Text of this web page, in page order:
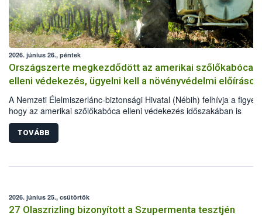
2026. június 26., péntek
Országszerte megkezdődött az amerikai szőlőkabóca
elleni védekezés, ügyelni kell a növényvédelmi
A Nemzeti Élelmiszerlánc-biztonsági Hivatal (Nébih) felhívja a
hogy az amerikai szőlőkabóca elleni védekezés időszakában is
elengedhetetlen a növényvédelmi előírások betartása. Kiemelten
hogy a szőlősgazdák engedélyezett növényvédő szereket
alkalmazzanak, a kezeléseket megfelelő technológiával végezzék
szabályokat. A védekezés során a méhek és vadon élő beporzókat
TOVÁBB
2026. június 25., csütörtök
27 Olaszrizling bizonyított a Szupermenta tesztjén